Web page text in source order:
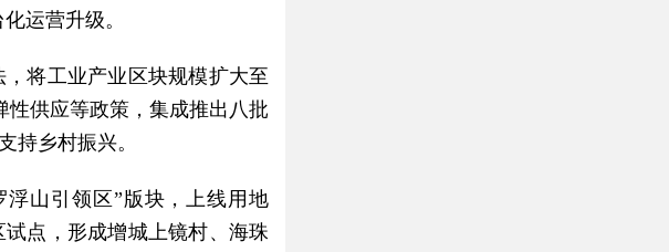
运营升级。
将工业产业区块规模扩大至
性供应等政策，集成推出八批
持乡村振兴。
山引领区”版块，上线用地
点，形成增城上镜村、海珠